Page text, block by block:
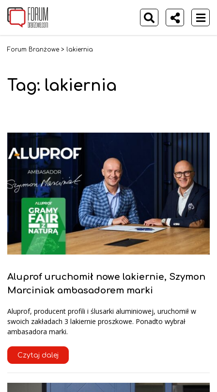
Forum Branżowe > lakiernia
Tag: lakiernia
Aluprof uruchomił nowe lakiernie, Szymon
Marciniak ambasadorem marki
Aluprof, producent profili i ślusarki aluminiowej, uruchomił w
swoich zakładach 3 lakiernie proszkowe. Ponadto wybrał
ambasadora marki.
Czytaj dalej